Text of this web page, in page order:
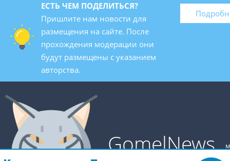
ЕСТЬ ЧЕМ ПОДЕЛИТЬСЯ?
Пришлите нам новости для
размещения на сайте. После
прохождения модерации они
будут размещены с указанием
авторства.
GomelNews